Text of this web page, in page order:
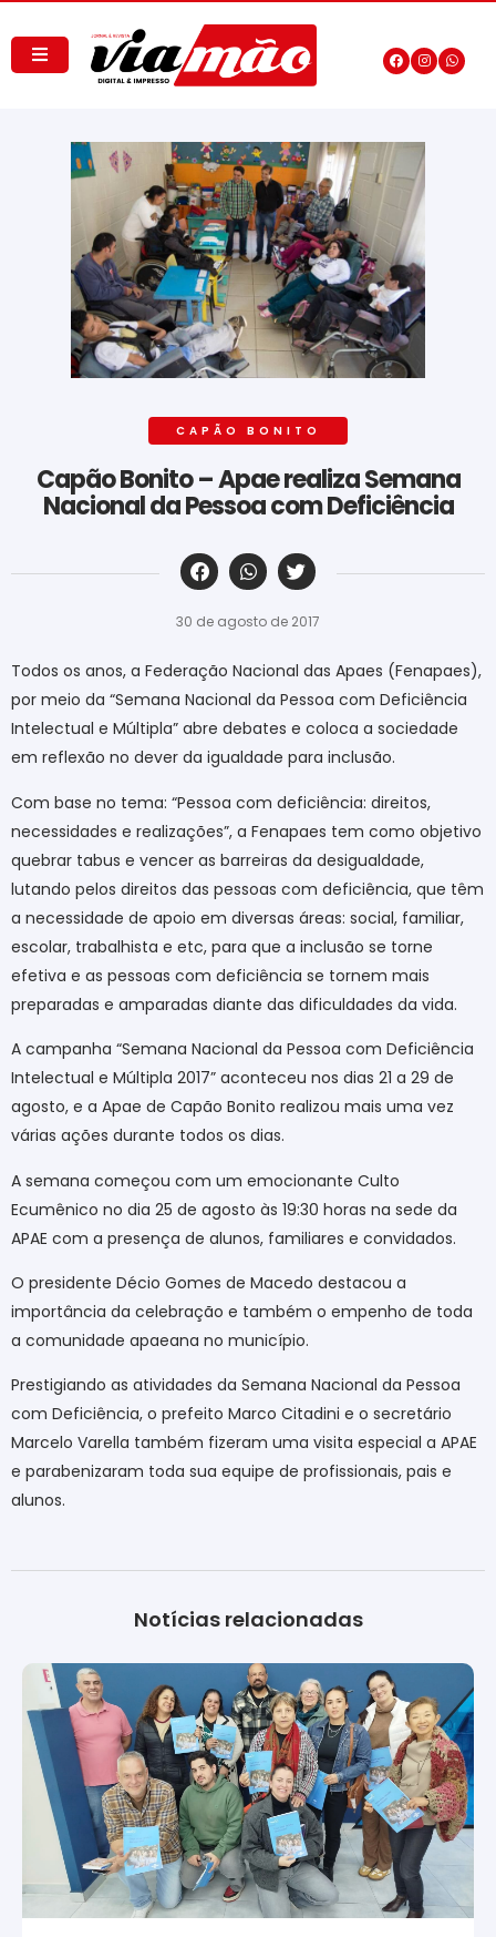
CAPÃO BONITO
Capão Bonito – Apae realiza Semana
Nacional da Pessoa com Deficiência
‎ ‎ ‎ ‎ ‎ ‎ ‎ ‎ ‎ ‎ ‎ ‎ ‎ ‎ ‎ ‎ ‎ ‎ ‎ ‎ ‎ ‎ ‎ ‎ ‎ ‎ ‎ ‎ ‎ ‎ ‎
30 de agosto de 2017
Todos os anos, a Federação Nacional das Apaes (Fenapaes),
por meio da “Semana Nacional da Pessoa com Deficiência
Intelectual e Múltipla” abre debates e coloca a sociedade
em reflexão no dever da igualdade para inclusão.
Com base no tema: “Pessoa com deficiência: direitos,
necessidades e realizações”, a Fenapaes tem como objetivo
quebrar tabus e vencer as barreiras da desigualdade,
lutando pelos direitos das pessoas com deficiência, que têm
a necessidade de apoio em diversas áreas: social, familiar,
escolar, trabalhista e etc, para que a inclusão se torne
efetiva e as pessoas com deficiência se tornem mais
preparadas e amparadas diante das dificuldades da vida.
A campanha “Semana Nacional da Pessoa com Deficiência
Intelectual e Múltipla 2017” aconteceu nos dias 21 a 29 de
agosto, e a Apae de Capão Bonito realizou mais uma vez
várias ações durante todos os dias.
A semana começou com um emocionante Culto
Ecumênico no dia 25 de agosto às 19:30 horas na sede da
APAE com a presença de alunos, familiares e convidados.
O presidente Décio Gomes de Macedo destacou a
importância da celebração e também o empenho de toda
a comunidade apaeana no município.
Prestigiando as atividades da Semana Nacional da Pessoa
com Deficiência, o prefeito Marco Citadini e o secretário
Marcelo Varella também fizeram uma visita especial a APAE
e parabenizaram toda sua equipe de profissionais, pais e
alunos.
Notícias relacionadas